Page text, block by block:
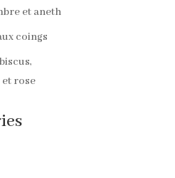
et aneth
coings
rose